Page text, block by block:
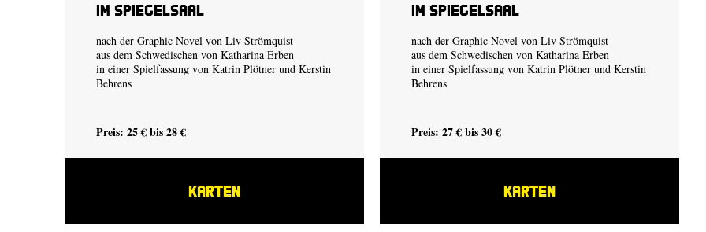
Im Spiegelsaal
nach der Graphic Novel von Liv Strömquist
aus dem Schwedischen von Katharina Erben
in einer Spielfassung von Katrin Plötner und Kerstin
Behrens
Preis: 25 € bis 28 €
KARTEN
Im Spiegelsaal
nach der Graphic Novel von Liv Strömquist
aus dem Schwedischen von Katharina Erben
in einer Spielfassung von Katrin Plötner und Kerstin
Behrens
Preis: 27 € bis 30 €
KARTEN